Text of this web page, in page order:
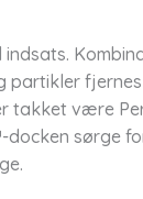
partikler
takket være
docken sørge